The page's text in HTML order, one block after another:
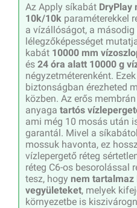
Az Apply síkabát DryPlay
10k/10k paraméterekkel
a vízállóságot, a másodig
lélegzőképességet
kabát 10000 mm
és 24 óra alatt 10000 g
négyzetméterenként.
biztonságban érezheted
közben. Az erős
anyaga tartós
ami még 10 mosás után
garantál. Mivel a
mossuk havonta, ez
vízlepergető réteg
réteg C6-os besorolással
tesz, hogy nem tartalmaz
vegyületeket, melyek
környezetbe is